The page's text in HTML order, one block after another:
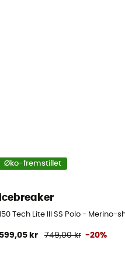
Merino-shirt - Herrer
Øko-fremstillet
Tech Lite III SS Polo - Merino-
599,05 kr 749,00 kr -20%